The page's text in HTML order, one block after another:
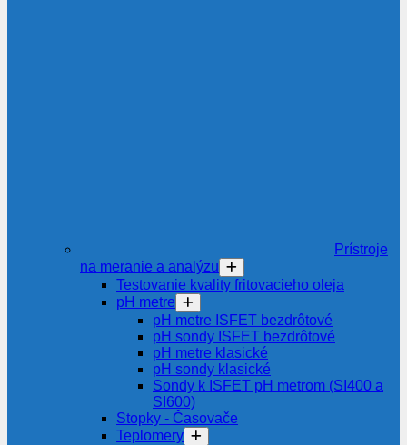
Prístroje
na meranie a analýzu
Testovanie kvality fritovacieho oleja
pH metre
pH metre ISFET bezdrôtové
pH sondy ISFET bezdrôtové
pH metre klasické
pH sondy klasické
Sondy k ISFET pH metrom (SI400 a
SI600)
Stopky - Časovače
Teplomery